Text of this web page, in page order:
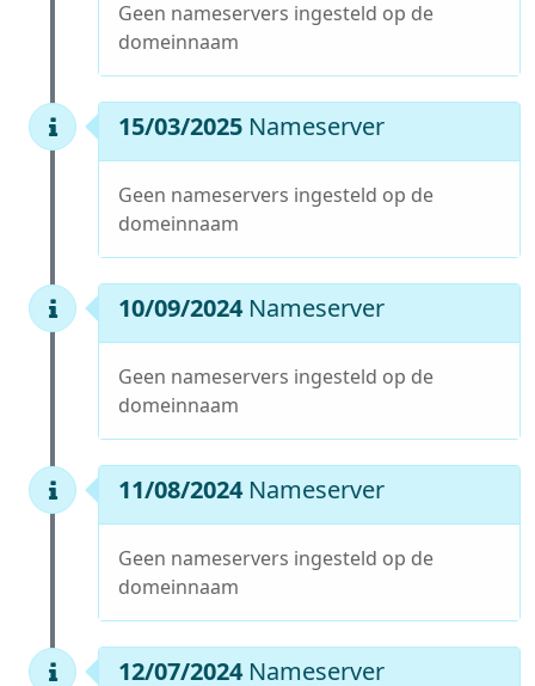
Geen nameservers ingesteld op de
domeinnaam
15/03/2025 Nameserver
Geen nameservers ingesteld op de
domeinnaam
10/09/2024 Nameserver
Geen nameservers ingesteld op de
domeinnaam
11/08/2024 Nameserver
Geen nameservers ingesteld op de
domeinnaam
12/07/2024 Nameserver